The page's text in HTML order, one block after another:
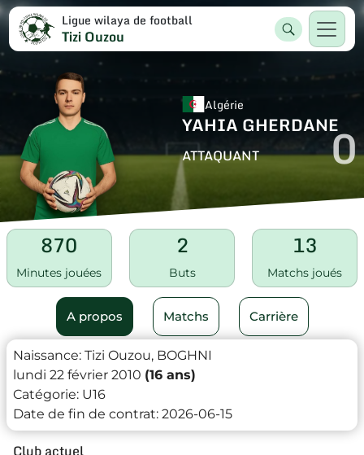
Ligue wilaya de football
Tizi Ouzou
Algérie
YAHIA GHERDANE
ATTAQUANT 0
870
Minutes jouées
2
Buts
13
Matchs joués
A propos Matchs Carrière
Naissance: Tizi Ouzou, BOGHNI
lundi 22 février 2010 (16 ans)
Catégorie: U16
Date de fin de contrat: 2026-06-15
Club actuel